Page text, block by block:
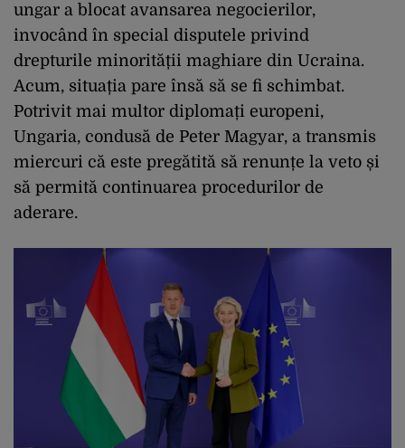
ungar a blocat avansarea negocierilor,
invocând în special disputele privind
drepturile minorității maghiare din Ucraina.
Acum, situația pare însă să se fi schimbat.
Potrivit mai multor diplomați europeni,
Ungaria, condusă de Peter Magyar, a transmis
miercuri că este pregătită să renunțe la veto și
să permită continuarea procedurilor de
aderare.